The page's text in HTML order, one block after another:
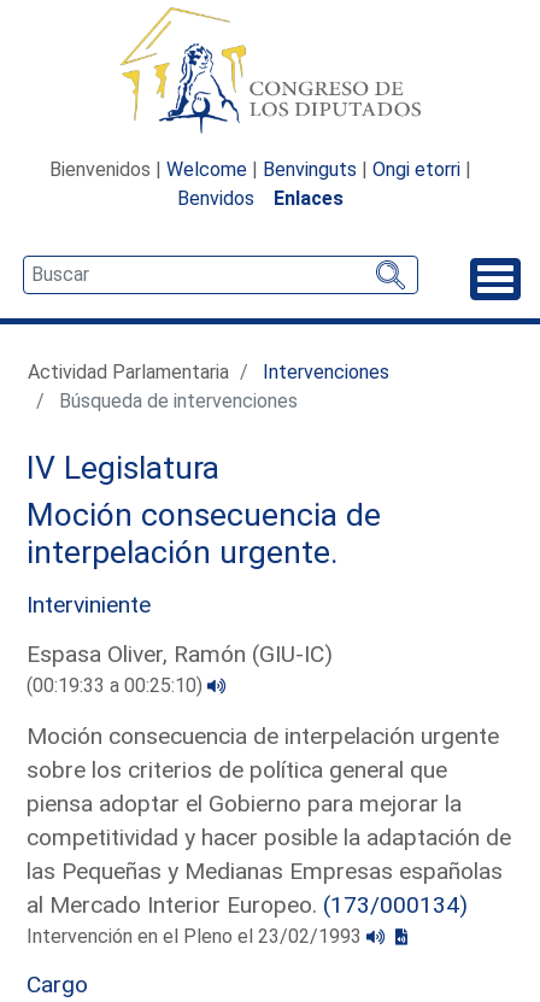
Bienvenidos | Welcome | Benvinguts | Ongi etorri |
Benvidos
Enlaces
Actividad Parlamentaria
Intervenciones
Búsqueda de intervenciones
IV Legislatura
Moción consecuencia de
interpelación urgente.
Interviniente
Espasa Oliver, Ramón (GIU-IC)
(00:19:33 a 00:25:10)
Moción consecuencia de interpelación urgente
sobre los criterios de política general que
piensa adoptar el Gobierno para mejorar la
competitividad y hacer posible la adaptación de
las Pequeñas y Medianas Empresas españolas
al Mercado Interior Europeo. (173/000134)
Intervención en el Pleno el 23/02/1993
Cargo